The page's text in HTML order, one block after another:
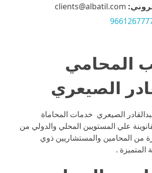
المحامي
الصيعري
الصيعري خدمات المحاماة
علي المستويين المحلي والدولي من
من المحامين والمستشاريين ذوي
المتميزة .